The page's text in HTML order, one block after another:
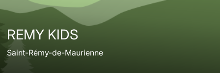
REMY KIDS
Saint-Rémy-de-Maurienne